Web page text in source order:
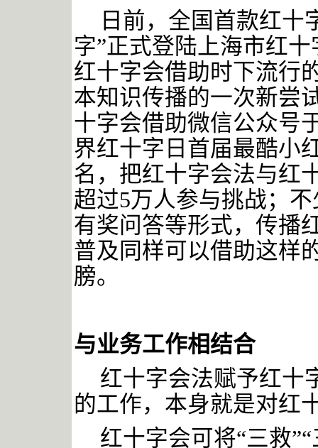
日前，全国首款红十
字”正式登陆上海市红
红十字会借助时下流行
本知识传播的一次新尝
十字会借助微信公众号
界红十字日首届最酷小
名，把红十字会法与红
超过5万人参与挑战；
有奖问答等形式，传播
普及同样可以借助这样
膀。
与业务工作相结合
红十字会法赋予红十
的工作，本身就是对红
红十字会可将“三救